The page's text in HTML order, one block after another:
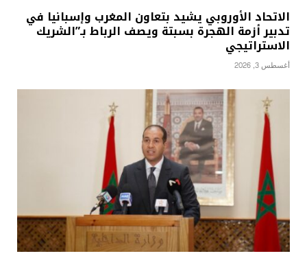
الاتحاد الأوروبي يشيد بتعاون المغرب وإسبانيا في
تدبير أزمة الهجرة بسبتة ويصف الرباط بـ”الشريك
الاستراتيجي
أغسطس 3, 2026